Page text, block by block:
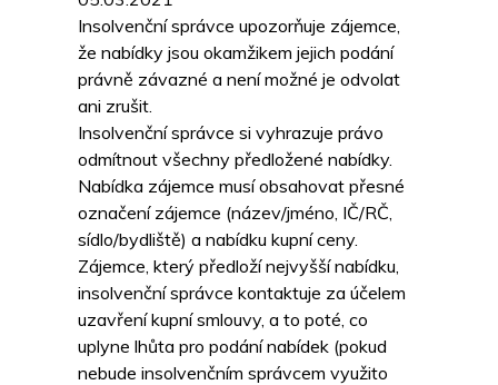
Insolvenční správce upozorňuje zájemce,
že nabídky jsou okamžikem jejich podání
právně závazné a není možné je odvolat
ani zrušit.
Insolvenční správce si vyhrazuje právo
odmítnout všechny předložené nabídky.
Nabídka zájemce musí obsahovat přesné
označení zájemce (název/jméno, IČ/RČ,
sídlo/bydliště) a nabídku kupní ceny.
Zájemce, který předloží nejvyšší nabídku,
insolvenční správce kontaktuje za účelem
uzavření kupní smlouvy, a to poté, co
uplyne lhůta pro podání nabídek (pokud
nebude insolvenčním správcem využito